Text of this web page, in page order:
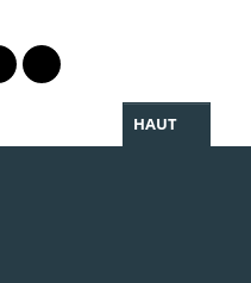
Instagram
profil Linkedin
le profil Facebook
vers le profil Twitter
Partager par WhatsApp
HAUT